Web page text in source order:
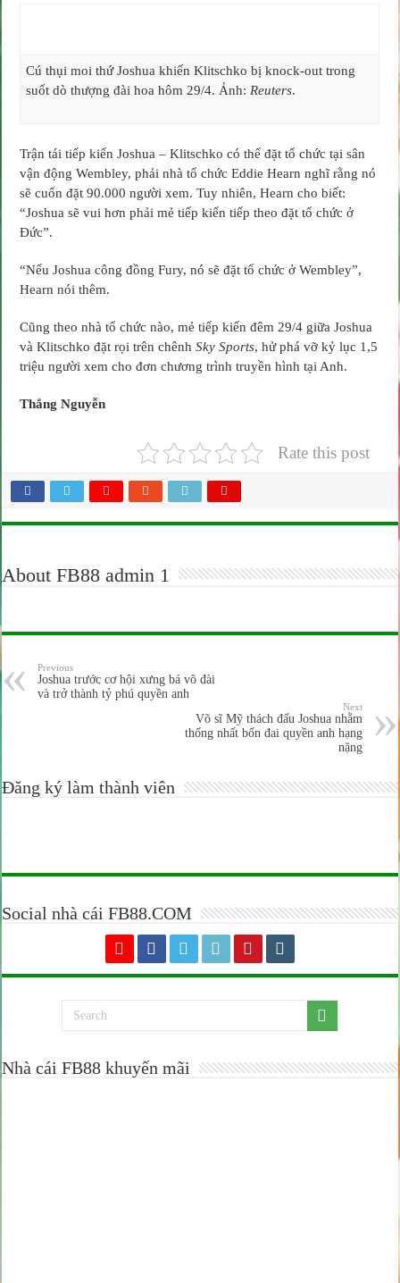
Cú thụi moi thứ Joshua khiến Klitschko bị knock-out trong
suốt dò thượng đài hoa hôm 29/4. Ảnh: Reuters.
Trận tái tiếp kiến Joshua – Klitschko có thể đặt tổ chức tại sân
vận động Wembley, phải nhà tổ chức Eddie Hearn nghĩ rằng nó
sẽ cuốn đặt 90.000 người xem. Tuy nhiên, Hearn cho biết:
“Joshua sẽ vui hơn phải mẻ tiếp kiến tiếp theo đặt tổ chức ở
Đức”.
“Nếu Joshua công đồng Fury, nó sẽ đặt tổ chức ở Wembley”,
Hearn nói thêm.
Cũng theo nhà tổ chức nào, mẻ tiếp kiến đêm 29/4 giữa Joshua
và Klitschko đặt rọi trên chênhSky Sports, hử phá vỡ kỷ lục 1,5
triệu người xem cho đơn chương trình truyền hình tại Anh.
Thắng Nguyễn
Rate this post
About FB88 admin 1
Previous
Joshua trước cơ hội xưng bá võ đài
và trở thành tỷ phú quyền anh
Next
Võ sĩ Mỹ thách đấu Joshua nhằm
thống nhất bốn đai quyền anh hạng
nặng
Đăng ký làm thành viên
Social nhà cái FB88.COM
Nhà cái FB88 khuyến mãi